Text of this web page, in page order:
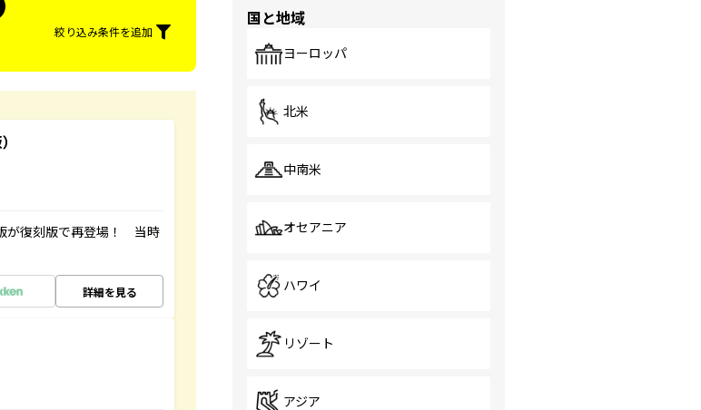
絞り込み条件を追加
が復刻版で再登場！ 当時
詳細を見る
国と地域
ヨーロッパ
北米
中南米
オセアニア
ハワイ
リゾート
アジア